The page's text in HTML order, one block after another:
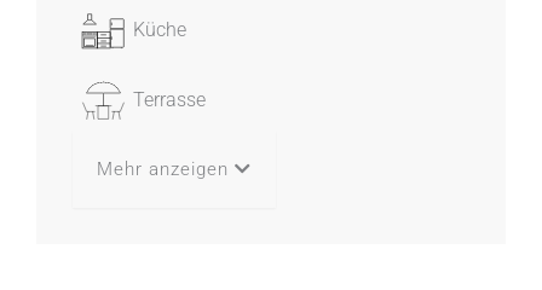
Küche
Terrasse
Mehr anzeigen